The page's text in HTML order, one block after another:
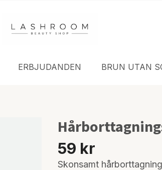
ERBJUDANDEN BRUN UTAN
59 kr
Skonsamt